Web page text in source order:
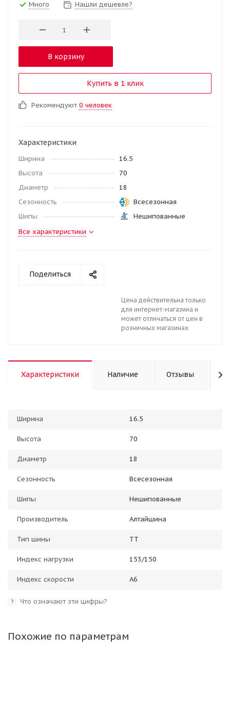
Много Нашли дешевле?
В корзину
Купить в 1 клик
Рекомендуют 0 человек
Характеристики
Ширина
16.5
Высота
70
Диаметр
18
Сезонность
Всесезонная
Шипы
Нешипованные
Все характеристики
Поделиться
Цена действительна только
для интернет-магазина и
может отличаться от цен в
розничных магазинах
Характеристики Наличие Отзывы
Ширина 16.5
Высота 70
Диаметр 18
Сезонность Всесезонная
Шипы Нешипованные
Производитель Алтайшина
Тип шины TT
Индекс нагрузки 153/150
Индекс скорости A6
? Что означают эти цифры?
Похожие по параметрам